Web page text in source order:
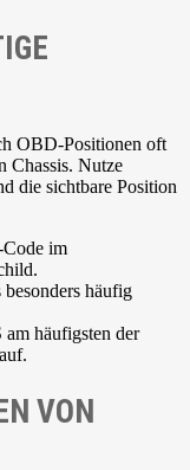
OBD-Positionen oft
Chassis. Nutze
die sichtbare Position
Code im
häufig
häufigsten der
VON